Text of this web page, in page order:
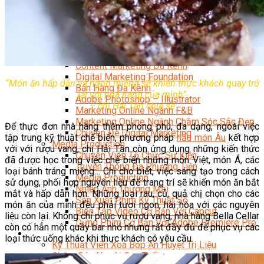
Facebook Marketing
Search Engine Optimization (SEO)
Quản Trị Fanpage
Facebook Ads
Google Ads
Content Marketing Đa Kênh
Digital Marketing Foundation
Bán Hàng Đa Kênh
Adobe Photoshop – Illustrator
Marketing Online Ngành F&B
Marketing Online Ngành Chăm Sóc Sắc Đẹp
Chuyên Đề Digital Marketing
Media Production
Chuyên Viên Tổ Chức Sự Kiện
Truyền Thông Đa Phương Tiện
Media Production
Nhiếp Ảnh Thương Mại
Sản Xuất Phim Kỹ Thuật Số
Biên Tập Video Cơ Bản Với Capcut
Dựng Phim Cơ Bản Với Adobe Premiere Pro
Sức Khỏe
Kỹ Thuật Viên Xoa Bóp Ấn Huyệt Trị Liệu
Chăm Sóc Người Cao Tuổi
“Món ăn hấp dẫn và ngon miệng sẽ khiến thực khách quay trở
lại với nhà hàng của mình”
– chị Hải Tần chia sẻ
Để thực đơn nhà hàng thêm phong phú, đa dạng, ngoài việc
tập trung kỹ thuật chế biến, phương phápnấu món Âu kết hợp
với với rượu vang, chị Hải Tần còn ứng dụng những kiến thức
đã được học trong việc chế biến những món Việt, món Á, các
loại bánh tráng miệng… Chị cho biết, việc sáng tạo trong cách
sử dụng, phối hợp nguyên liệu để trang trí sẽ khiến món ăn bắt
mắt và hấp dẫn hơn. Những loại rau, củ, quả chị chọn cho các
món ăn của mình đều phải tươi ngon, hài hòa với các nguyên
liệu còn lại. Không chỉ phục vụ rượu vang, nhà hàng Bella Cellar
còn có hẳn một quầy bar nhỏ nhưng rất đầy đủ để phục vụ các
loại thức uống khác khi thực khách có yêu cầu.